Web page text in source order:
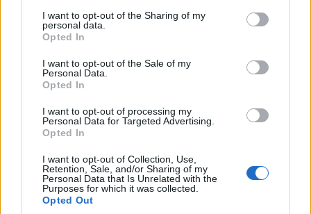
not limited to your visit or usage behaviour. You may click to
grant or deny consent to Google and its third-party tags to
use your data for below specified purposes in below Google
consent section.
I want to opt-out of the Sharing of my
personal data.
Opted In
I want to opt-out of the Sale of my
Personal Data.
Opted In
I want to opt-out of processing my
Personal Data for Targeted Advertising.
Opted In
I want to opt-out of Collection, Use,
Retention, Sale, and/or Sharing of my
Personal Data that Is Unrelated with the
Purposes for which it was collected.
Opted Out
możliwość ładowania samochodu w nocy w domu.
Obecnie wtaryfie nocnej
kilowatogodzina kosztuje raptem 42 grosze (z
opłata przesyłową). Oznacza to, że w takim
przypadku koszt przejechania stu kilometrów
złotych. Słownie DZIEWIĘĆ ZŁOTYCH. Po jakim czasie
zatem auto elektryczne się zwróci?
60 000 kilometrów .
Co więcej, ładując elektryka codziennie w nocy (w
domu), nie musiałbym ani razu korzystać z ładowarki